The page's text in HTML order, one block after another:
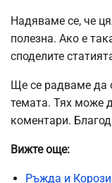
Надяваме се, че
полезна. Ако е
споделите
Ще се радваме да
темата. Тях може
коментари.
Вижте още:
Ръжда и